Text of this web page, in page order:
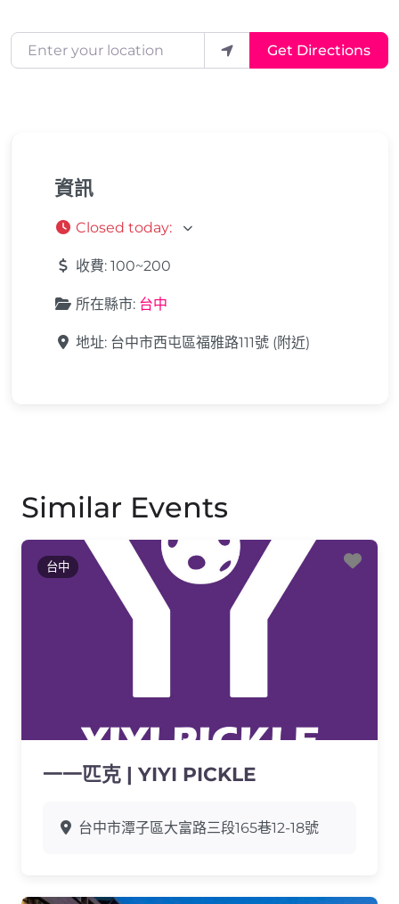
Enter your location Get Directions
資訊
Closed today:
收費: 100~200
所在縣市: 台中
地址: 台中市西屯區福雅路111號 (附近)
Similar Events
台中
一一匹克 | YIYI PICKLE
台中市潭子區大富路三段165巷12-18號